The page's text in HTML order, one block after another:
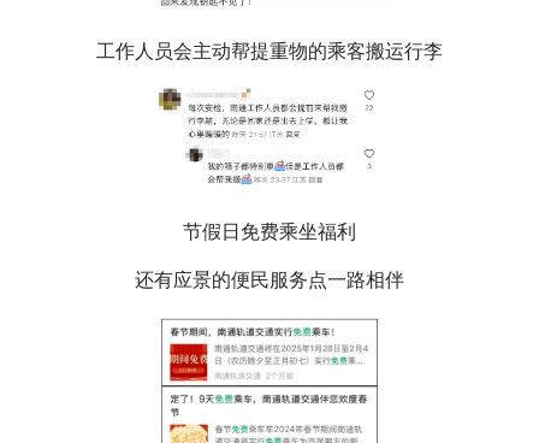
工作人员会主动帮提重物的乘客搬运行李
节假日免费乘坐福利
还有应景的便民服务点一路相伴